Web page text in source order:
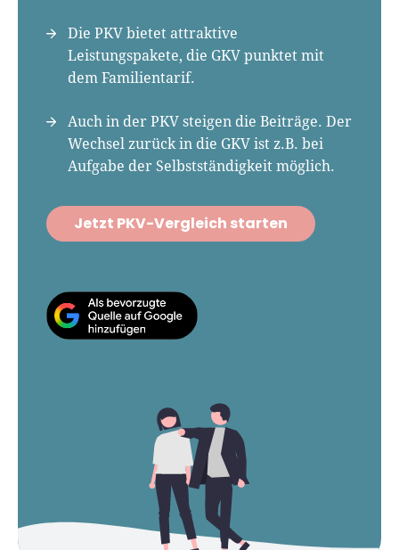
und verfasst Fachbeiträge zu
Gründungsthemen.
Die PKV bietet attraktive
Leistungspakete, die GKV punktet mit
dem Familientarif.
Auch in der PKV steigen die Beiträge. Der
Wechsel zurück in die GKV ist z.B. bei
Aufgabe der Selbstständigkeit möglich.
Jetzt PKV-Vergleich starten